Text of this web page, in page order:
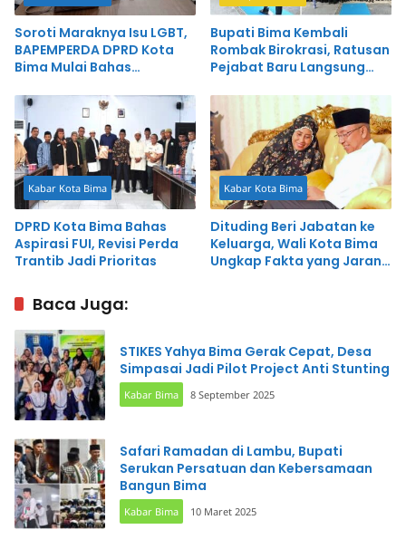
Soroti Maraknya Isu LGBT,
BAPEMPERDA DPRD Kota
Bima Mulai Bahas
Pencegahan
Bupati Bima Kembali
Rombak Birokrasi, Ratusan
Pejabat Baru Langsung
Kabar Kota Bima
DPRD Kota Bima Bahas
Aspirasi FUI, Revisi Perda
Trantib Jadi Prioritas
Kabar Kota Bima
Dituding Beri Jabatan ke
Keluarga, Wali Kota Bima
Ungkap Fakta yang Jarang
Baca Juga:
STIKES Yahya Bima Gerak Cepat, Desa
Simpasai Jadi Pilot Project Anti Stunting
Kabar Bima 8 September 2025
Safari Ramadan di Lambu, Bupati
Serukan Persatuan dan Kebersamaan
Bangun Bima
Kabar Bima 10 Maret 2025